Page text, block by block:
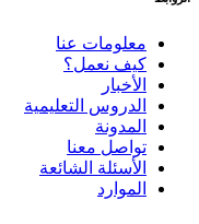
معلومات عنا
كيف نعمل؟
الأخبار
الدروس التعليمية
المدونة
تواصل معنا
الأسئلة الشائعة
الموارد